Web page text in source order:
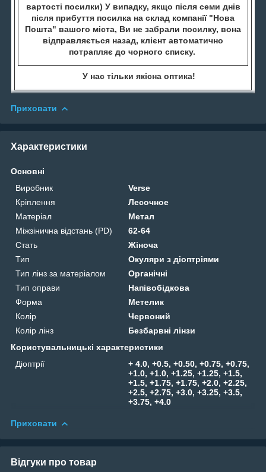
вартості посилки) У випадку, якщо після семи днів
після прибуття посилка на склад компанії "Нова
Пошта" вашого міста, Ви не забрали посилку, вона
відправляється назад, клієнт автоматично
потрапляє до чорного списку.
У нас тільки якісна оптика!
Приховати
Характеристики
Основні
Виробник
Verse
Кріплення
Лесочное
Матеріал
Метал
Міжзінична відстань (PD)
62-64
Стать
Жіноча
Тип
Окуляри з діоптріями
Тип лінз за матеріалом
Органічні
Тип оправи
Напівобідкова
Форма
Метелик
Колір
Червоний
Колір лінз
Безбарвні лінзи
Користувальницькі характеристики
Діоптрії
+ 4.0, +0.5, +0.50, +0.75, +0.75,
+1.0, +1.0, +1.25, +1.25, +1.5,
+1.5, +1.75, +1.75, +2.0, +2.25,
+2.5, +2.75, +3.0, +3.25, +3.5,
+3.75, +4.0
Приховати
Відгуки про товар